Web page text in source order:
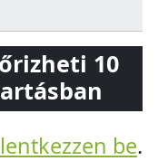
10
be.